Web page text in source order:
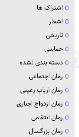
اشتراک ها
اشعار
تاریخی
حماسی
دسته بندی نشده
رمان اجتماعی
رمان ارباب رعیتی
رمان ازدواج اجباری
رمان انتقامی
رمان بزرگسال